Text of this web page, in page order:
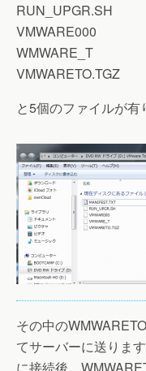
RUN_UPGR.SH
VMWARE000
WMWARE_T
VMWARETO.TGZ
と5個のファイルが有
その中の
てサーバーに送りま